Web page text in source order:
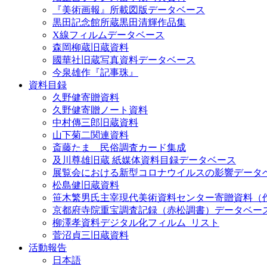
『美術画報』所載図版データベース
黒田記念館所蔵黒田清輝作品集
X線フィルムデータベース
森岡柳蔵旧蔵資料
國華社旧蔵写真資料データベース
今泉雄作『記事珠』
資料目録
久野健寄贈資料
久野健寄贈ノート資料
中村傳三郎旧蔵資料
山下菊二関連資料
斎藤たま 民俗調査カード集成
及川尊雄旧蔵 紙媒体資料目録データベース
展覧会における新型コロナウイルスの影響データ
松島健旧蔵資料
笹木繁男氏主宰現代美術資料センター寄贈資料（
京都府寺院重宝調査記録（赤松調書）データベー
柳澤孝資料デジタル化フィルム_リスト
菅沼貞三旧蔵資料
活動報告
日本語